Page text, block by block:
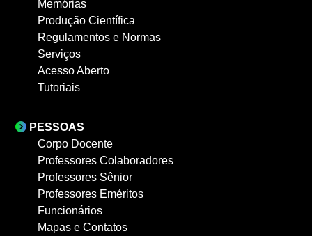
Memórias
Produção Científica
Regulamentos e Normas
Serviços
Acesso Aberto
Tutoriais
PESSOAS
Corpo Docente
Professores Colaboradores
Professores Sênior
Professores Eméritos
Funcionários
Mapas e Contatos